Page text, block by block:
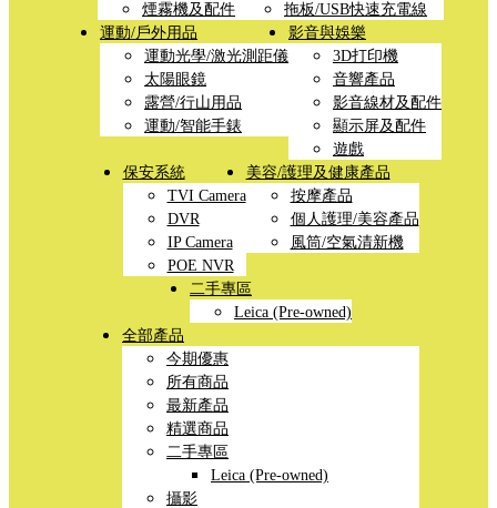
煙霧機及配件
拖板/USB快速充電線
運動/戶外用品
運動光學/激光測距儀
太陽眼鏡
露營/行山用品
運動/智能手錶
影音與娛樂
3D打印機
音響產品
影音線材及配件
顯示屏及配件
遊戲
保安系統
TVI Camera
DVR
IP Camera
POE NVR
美容/護理及健康產品
按摩產品
個人護理/美容產品
風筒/空氣清新機
二手專區
Leica (Pre-owned)
全部產品
今期優惠
所有商品
最新產品
精選商品
二手專區
Leica (Pre-owned)
攝影